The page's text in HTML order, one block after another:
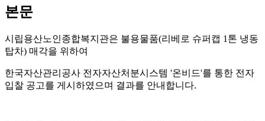
본문
시립용산노인종합복지관은 불용물품(리베로 슈퍼캡 1톤 냉동
탑차) 매각을 위하여
한국자산관리공사 전자자산처분시스템 '온비드'를 통한 전자
입찰 공고를 게시하였으며 결과를 안내합니다.